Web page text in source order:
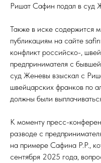
Ришат Сафин подал в суд
Также в иске содержится
публикациям на сайте
конфликт российско-,
предпринимателя с
суд Женевы взыскал с
швейцарских франков по
должны были
К моменту пресс-
разводе с
на примере Сафина Р.Р.,
сентября 2025 года,